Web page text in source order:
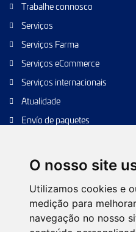
O nosso site
Utilizamos cookies e
medição para
navegação no nosso
Trabalhe connosco
Serviços
Serviços Farma
Serviços eCommerce
Serviços internacionais
Atualidade
Envío de paquetes
Envíos de calidad